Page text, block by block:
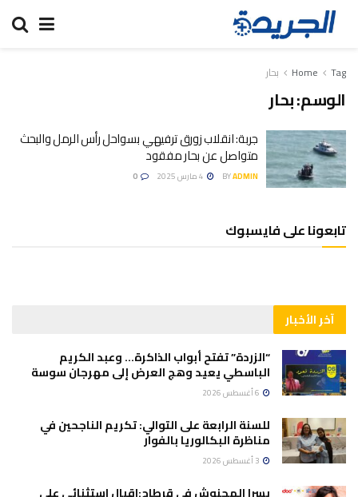
Home Tag بحار
الوسم:بحار
جربة: انقلاب زورق ترفيهي بسواحل رأس الرمل والبحث
متواصل عن بحار مفقود
BYADMIN
تابعونا على فايسبوك
آخر الأخبار
“الزردة” تفتح أبواب الذاكرة… وعبد الكريم
الباسطي يعيد وهج العرض إلى مهرجان سوسة
للسنة الرابعة على التوالي: تكريم الناجحين في
مناظرة البكالوريا بالفوار
يسرا المحنوش في قرطاج:اقبال استثنائي على